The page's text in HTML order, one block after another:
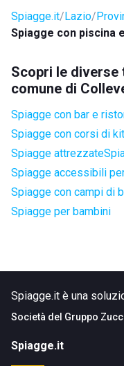
Spiagge.it Lazio
Spiagge con piscina
Scopri le diverse
comune di
Spiagge con bar e
Spiagge con corsi di
Spiagge attrezzate
Spiagge accessibili
Spiagge con campi di
Spiagge per bambini
Spiagge.it è una
Società del Gruppo
Spiagge.it